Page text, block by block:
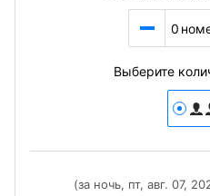
0
Выберите
(за ночь, пт, авг. 07,